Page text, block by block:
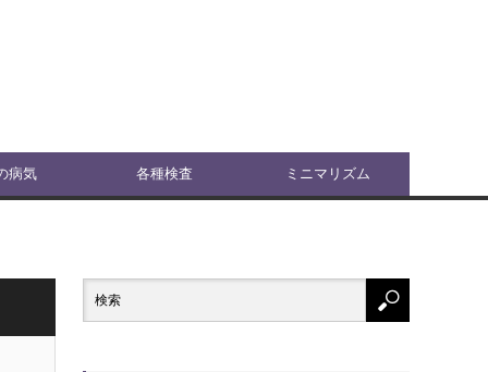
病気 各種検査 ミニマリズム